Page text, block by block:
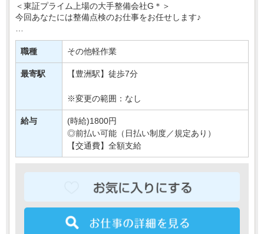
＜東証プライム上場の大手整備会社G＊＞
今回あなたには整備点検のお仕事をお任せします♪
具体的には…
冷暖房や電気のON・OFFの確認や
正常な温度設定になっているかの確認など＊
職種 その他軽作業
最寄駅 【豊洲駅】徒歩7分
※変更の範囲：なし
給与
(時給)1800円
◎前払い可能（日払い制度／規定あり）
【交通費】全額支給